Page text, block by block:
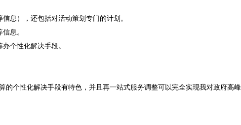
息），还包括对活动策划专门的计划。
息。
个性化解决手段。
的个性化解决手段有特色，并且再一站式服务调整可以完全实现我对政府高